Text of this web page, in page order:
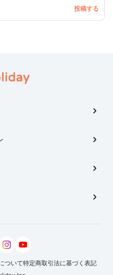
＾＾
ついて特定商取引法に基づく表記